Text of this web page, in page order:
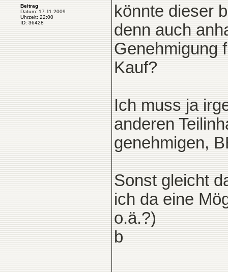
Beitrag
Datum: 17.11.2009
Uhrzeit: 22:00
ID: 36428
könnte dieser
denn auch
Genehmigung
Kauf?
Ich muss ja
anderen
genehmigen,
Sonst gleicht
ich da eine
o.ä.?)
b